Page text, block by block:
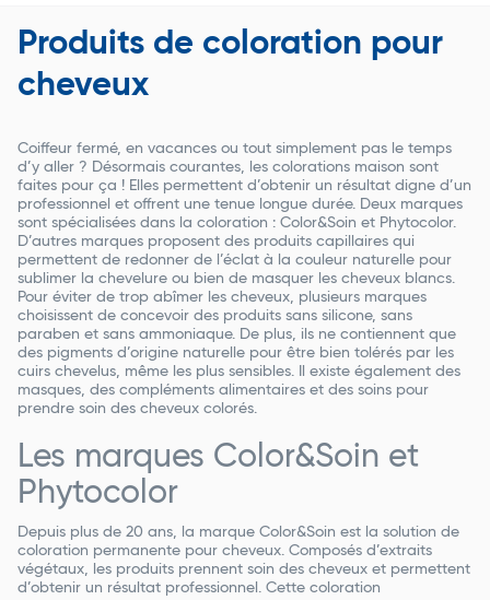
Produits de coloration pour
cheveux
Coiffeur fermé, en vacances ou tout simplement pas le temps
d’y aller ? Désormais courantes, les colorations maison sont
faites pour ça ! Elles permettent d’obtenir un résultat digne d’un
professionnel et offrent une tenue longue durée. Deux marques
sont spécialisées dans la coloration : Color&Soin et Phytocolor.
D’autres marques proposent des produits capillaires qui
permettent de redonner de l’éclat à la couleur naturelle pour
sublimer la chevelure ou bien de masquer les cheveux blancs.
Pour éviter de trop abîmer les cheveux, plusieurs marques
choisissent de concevoir des produits sans silicone, sans
paraben et sans ammoniaque. De plus, ils ne contiennent que
des pigments d’origine naturelle pour être bien tolérés par les
cuirs chevelus, même les plus sensibles. Il existe également des
masques, des compléments alimentaires et des soins pour
prendre soin des cheveux colorés.
Les marques Color&Soin et
Phytocolor
Depuis plus de 20 ans, la marque Color&Soin est la solution de
coloration permanente pour cheveux. Composés d’extraits
végétaux, les produits prennent soin des cheveux et permettent
d’obtenir un résultat professionnel. Cette coloration